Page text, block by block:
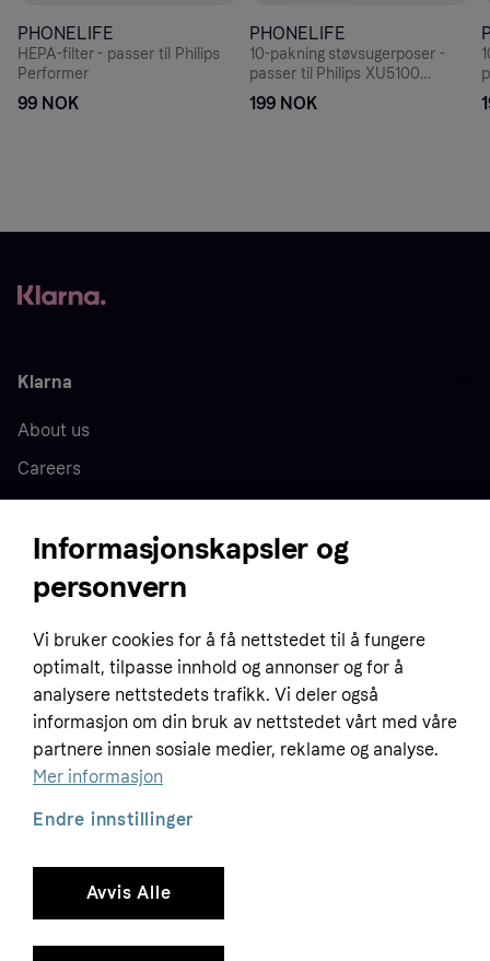
PHONELIFE
HEPA-filter - passer til Philips
Performer
99 NOK
PHONELIFE
10-pakning støvsugerposer -
passer til Philips XU5100
HomeRun 5000 Series
199 NOK
Klarna
About us
Careers
Press
Home
Customer service
Terms & conditions
Privacy policy
Tracking technology notice
Business
Sell with Klarna
Contact us
Global
Informasjonskapsler og
personvern
Vi bruker cookies for å få nettstedet til å fungere
optimalt, tilpasse innhold og annonser og for å
analysere nettstedets trafikk. Vi deler også
informasjon om din bruk av nettstedet vårt med våre
partnere innen sosiale medier, reklame og analyse.
Mer informasjon
Avvis Alle
Endre innstillinger